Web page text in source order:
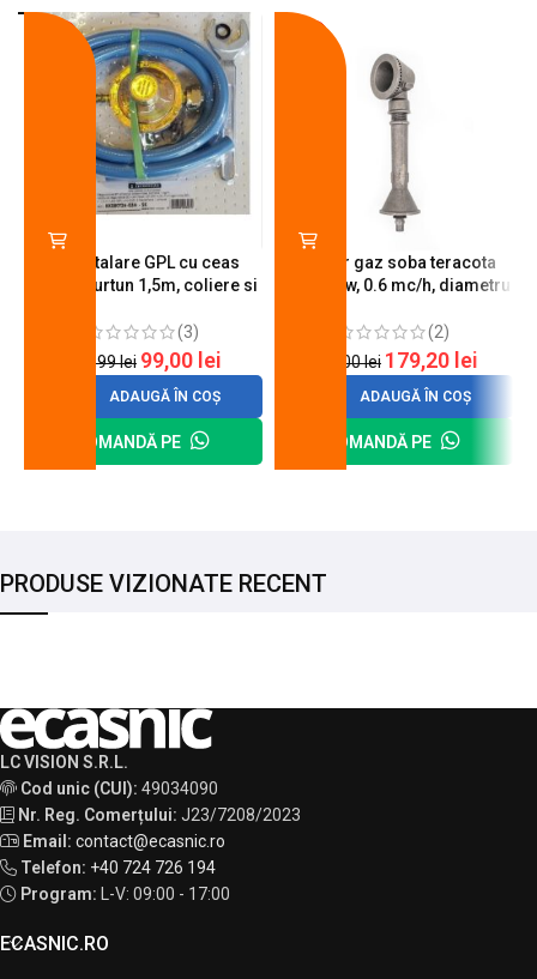
Kit instalare GPL cu ceas
butelie, furtun 1,5m, coliere si
(3)
120,99lei 99,00 lei
ADAUGĂ ÎN COȘ
COMANDĂ PE
Arzator gaz soba teracota
A600, 6 kw, 0.6 mc/h, diametru
(2)
200,00lei 179,20 lei
ADAUGĂ ÎN COȘ
COMANDĂ PE
PRODUSE VIZIONATE RECENT
LC VISION S.R.L.
Cod unic (CUI): 49034090
Nr. Reg. Comerțului: J23/7208/2023
Email: contact@ecasnic.ro
Telefon: +40 724 726 194
Program: L-V: 09:00 - 17:00
ECASNIC.RO